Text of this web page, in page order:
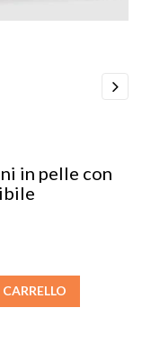
in pelle con